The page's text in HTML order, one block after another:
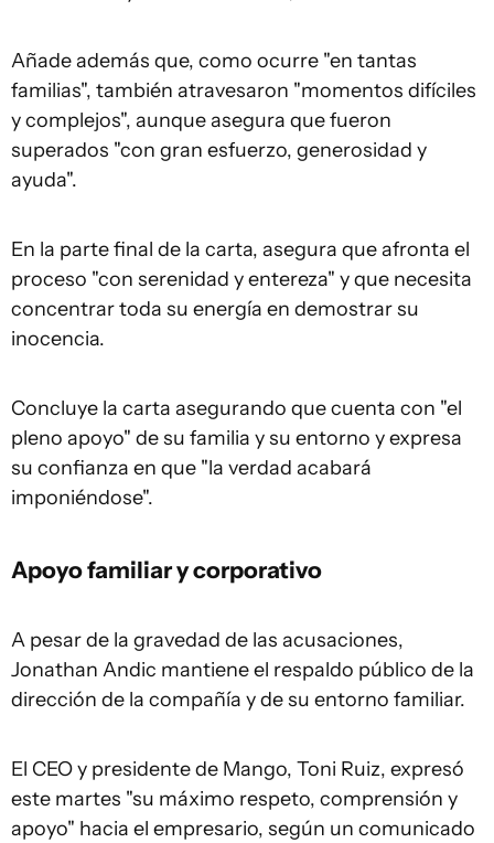
Añade además que, como ocurre "en tantas
familias", también atravesaron "momentos difíciles
y complejos", aunque asegura que fueron
superados "con gran esfuerzo, generosidad y
ayuda".
En la parte final de la carta, asegura que afronta el
proceso "con serenidad y entereza" y que necesita
concentrar toda su energía en demostrar su
inocencia.
Concluye la carta asegurando que cuenta con "el
pleno apoyo" de su familia y su entorno y expresa
su confianza en que "la verdad acabará
imponiéndose".
Apoyo familiar y corporativo
A pesar de la gravedad de las acusaciones,
Jonathan Andic mantiene el respaldo público de la
dirección de la compañía y de su entorno familiar.
El CEO y presidente de Mango, Toni Ruiz, expresó
este martes "su máximo respeto, comprensión y
apoyo" hacia el empresario, según un comunicado